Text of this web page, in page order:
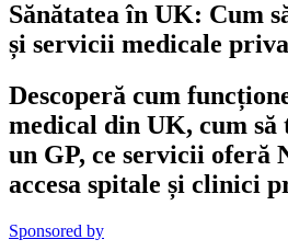
Sănătatea în UK: Cum
și servicii medicale
Descoperă cum
medical din UK, cum
un GP, ce servicii oferă
accesa spitale și clinici
Sponsored by